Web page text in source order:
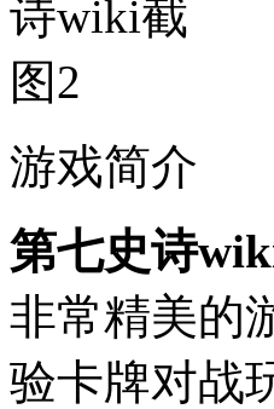
游戏简介
第七史诗
非常精美的
验卡牌对战